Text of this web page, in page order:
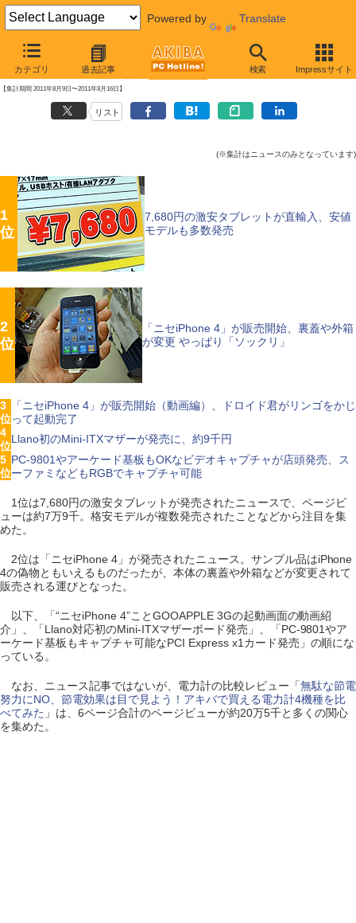
Powered by Translate
カテゴリ 過去記事 検索 Impressサイト
【 2011年8月19日 】
AKIBA PC Hotline!週間アクセスランキング
【集計期間 2011年8月9日〜2011年8月16日】
リスト
(※集計はニュースのみとなっています)
1
位
7,680円の激安タブレットが直輸入、安値
モデルも多数発売
2
位
「ニセiPhone 4」が販売開始、裏蓋や外箱
が変更 やっぱり「ソックリ」
3
位
「ニセiPhone 4」が販売開始（動画編）、ドロイド君がリンゴをかじ
って起動完了
4
位
Llano初のMini-ITXマザーが発売に、約9千円
5
位
PC-9801やアーケード基板もOKなビデオキャプチャが店頭発売、ス
ーファミなどもRGBでキャプチャ可能
1位は7,680円の激安タブレットが発売されたニュースで、ページビ
ューは約7万9千。格安モデルが複数発売されたことなどから注目を集
めた。
2位は「ニセiPhone 4」が発売されたニュース。サンプル品はiPhone
4の偽物ともいえるものだったが、本体の裏蓋や外箱などが変更されて
販売される運びとなった。
以下、「“ニセiPhone 4”ことGOOAPPLE 3Gの起動画面の動画紹
介」、「Llano対応初のMini-ITXマザーボード発売」、「PC-9801やア
ーケード基板もキャプチャ可能なPCI Express x1カード発売」の順にな
っている。
なお、ニュース記事ではないが、電力計の比較レビュー「無駄な節電
努力にNO、節電効果は目で見よう！アキバで買える電力計4機種を比
べてみた 」は、6ページ合計のページビューが約20万5千と多くの関心
を集めた。